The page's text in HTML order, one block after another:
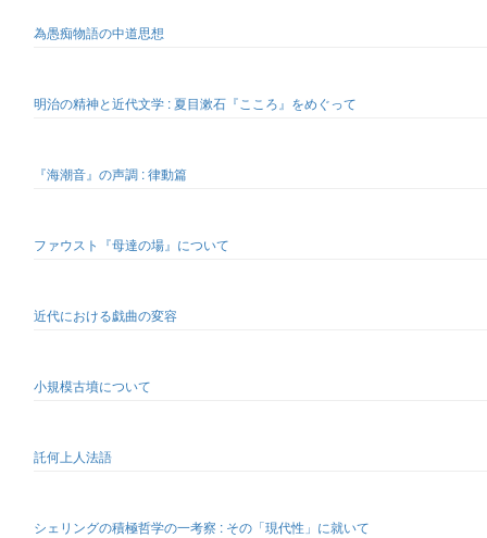
為愚痴物語の中道思想
明治の精神と近代文学 : 夏目漱石『こころ』をめぐって
『海潮音』の声調 : 律動篇
ファウスト『母達の場』について
近代における戯曲の変容
小規模古墳について
託何上人法語
シェリングの積極哲学の一考察 : その「現代性」に就いて